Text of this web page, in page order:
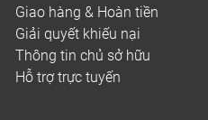
DP3505, DP3504,
những không gian cần
chi phí như phòng
các khu vực thương
Giao hàng & Hoàn tiền
Giải quyết khiếu nại
Thông tin chủ sở hữu
Hỗ trợ trực tuyến